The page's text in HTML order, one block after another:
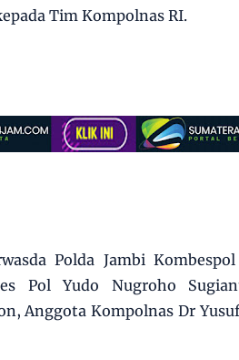
Tim Kompolnas RI.
Polda Jambi Kombespol
Pol Yudo Nugroho
Anggota Kompolnas Dr